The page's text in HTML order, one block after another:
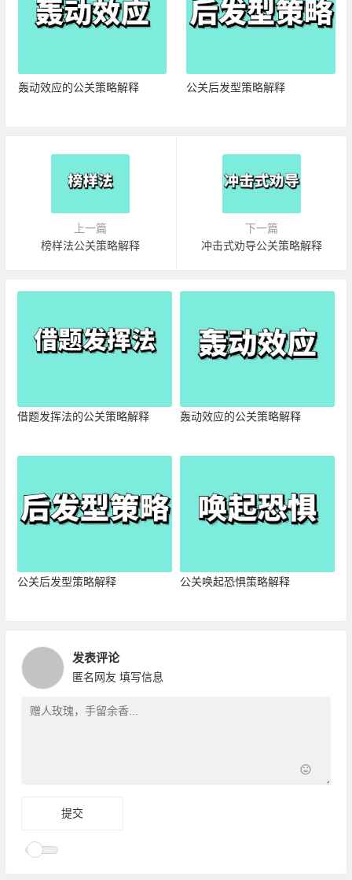
轰动效应的公关策略解释 公关后发型策略解释
上一篇
榜样法公关策略解释
下一篇
冲击式劝导公关策略解释
借题发挥法的公关策略解释 轰动效应的公关策略解释
公关后发型策略解释 公关唤起恐惧策略解释
发表评论
匿名网友 填写信息